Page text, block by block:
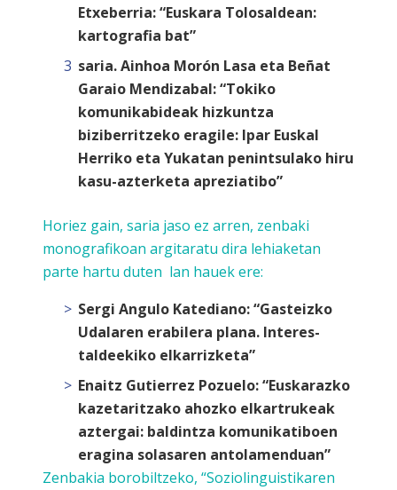
Etxeberria: “Euskara Tolosaldean:
kartografia bat”
saria. Ainhoa Morón Lasa eta Beñat
Garaio Mendizabal: “Tokiko
komunikabideak hizkuntza
biziberritzeko eragile: Ipar Euskal
Herriko eta Yukatan penintsulako hiru
kasu-azterketa apreziatibo”
Horiez gain, saria jaso ez arren, zenbaki
monografikoan argitaratu dira lehiaketan
parte hartu duten lan hauek ere:
Sergi Angulo Katediano: “Gasteizko
Udalaren erabilera plana. Interes-
taldeekiko elkarrizketa”
Enaitz Gutierrez Pozuelo: “Euskarazko
kazetaritzako ahozko elkartrukeak
aztergai: baldintza komunikatiboen
eragina solasaren antolamenduan”
Zenbakia borobiltzeko, “Soziolinguistikaren